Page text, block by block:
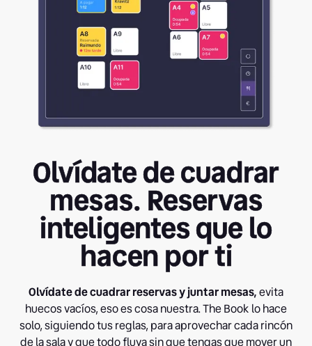
Olvídate de cuadrar
mesas. Reservas
inteligentes que lo
hacen por ti
Olvídate de cuadrar reservas y juntar mesas,evita
huecos vacíos, eso es cosa nuestra. The Book lo hace
solo, siguiendo tus reglas, para aprovechar cada rincón
de la sala y que todo fluya sin que tengas que mover un